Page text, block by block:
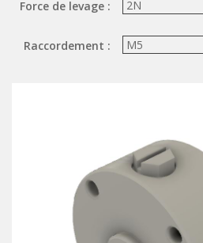
Couteaux pneumatiques
TRAITEMENT D'AIR
Traitements d'air
Traitements d'air - Accessoires
Traitements d'air - Ioniseurs
Force de levage :
Raccordement :